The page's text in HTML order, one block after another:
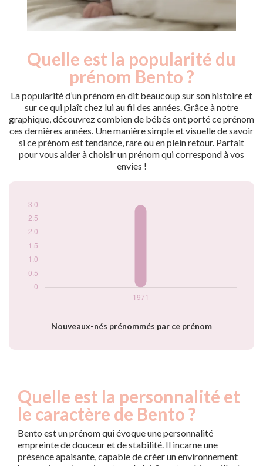
Quelle est la popularité du
prénom Bento ?
La popularité d’un prénom en dit beaucoup sur son histoire et
sur ce qui plaît chez lui au fil des années. Grâce à notre
graphique, découvrez combien de bébés ont porté ce prénom
ces dernières années. Une manière simple et visuelle de savoir
si ce prénom est tendance, rare ou en plein retour. Parfait
pour vous aider à choisir un prénom qui correspond à vos
envies !
Nouveaux-nés prénommés par ce prénom
Popularité du
prénom Bento par
année
Année
Nouveaux-
nés
Quelle est la personnalité et
le caractère de Bento ?
Bento est un prénom qui évoque une personnalité
empreinte de douceur et de stabilité. Il incarne une
présence apaisante, capable de créer un environnement